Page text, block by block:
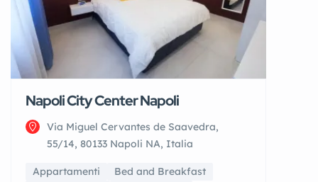
Napoli City Center Napoli
Via Miguel Cervantes de Saavedra,
55/14, 80133 Napoli NA, Italia
Appartamenti
Bed and Breakfast